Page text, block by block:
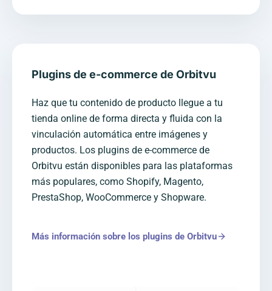
Plugins de e-commerce de Orbitvu
Haz que tu contenido de producto llegue a tu
tienda online de forma directa y fluida con la
vinculación automática entre imágenes y
productos. Los plugins de e-commerce de
Orbitvu están disponibles para las plataformas
más populares, como Shopify, Magento,
PrestaShop, WooCommerce y Shopware.
Más información sobre los plugins de Orbitvu